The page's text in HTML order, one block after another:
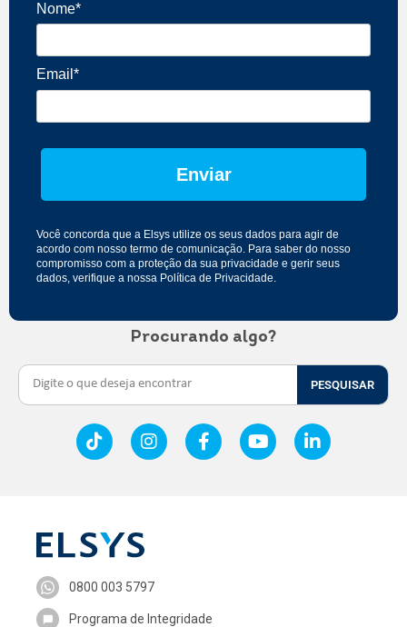
Nome*
Email*
Enviar
Você concorda que a Elsys utilize os seus dados para agir de
acordo com nosso termo de comunicação. Para saber do nosso
compromisso com a proteção da sua privacidade e gerir seus
dados, verifique a nossa Política de Privacidade.
Procurando algo?
PESQUISAR
0800 003 5797
Programa de Integridade